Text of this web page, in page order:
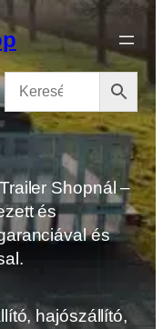
Shopnál –
és
és
hajószállító,